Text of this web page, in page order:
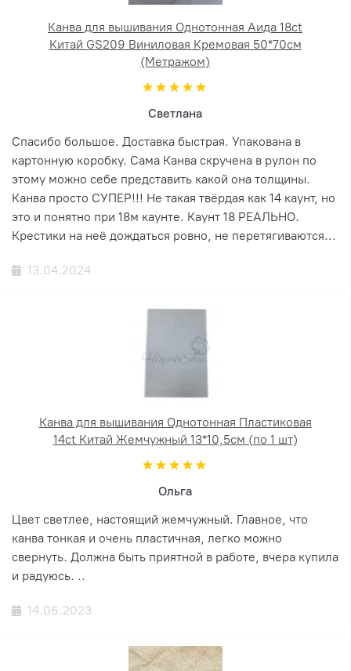
Канва для вышивания Однотонная Аида 18ct
Китай GS209 Виниловая Кремовая 50*70см
(Метражом)
Светлана
Спасибо большое. Доставка быстрая. Упакована в
картонную коробку. Сама Канва скручена в рулон по
этому можно себе представить какой она толщины.
Канва просто СУПЕР!!! Не такая твёрдая как 14 каунт, но
это и понятно при 18м каунте. Каунт 18 РЕАЛЬНО.
Крестики на неё дождаться ровно, не перетягиваются...
13.04.2024
Канва для вышивания Однотонная Пластиковая
14ct Китай Жемчужный 13*10,5см (по 1 шт)
Ольга
Цвет светлее, настоящий жемчужный. Главное, что
канва тонкая и очень пластичная, легко можно
свернуть. Должна быть приятной в работе, вчера купила
и радуюсь. ..
14.06.2023